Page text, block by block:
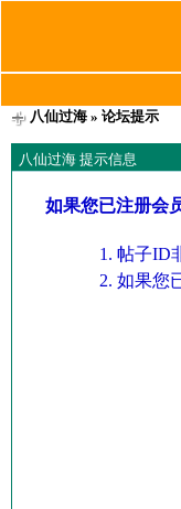
八仙过海» 论坛提示
八仙过海 提示信息
如果您已注册会
帖子ID
如果您